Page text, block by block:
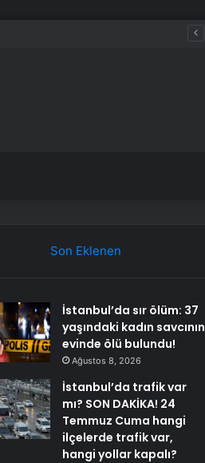
kapalı?
Son Eklenen
İstanbul’da sır ölüm: 37
yaşındaki kadın savcının
evinde ölü bulundu!
Ağustos 8, 2026
İstanbul’da trafik var
mı? SON DAKİKA! 24
Temmuz Cuma hangi
ilçelerde trafik var,
hangi yollar kapalı?